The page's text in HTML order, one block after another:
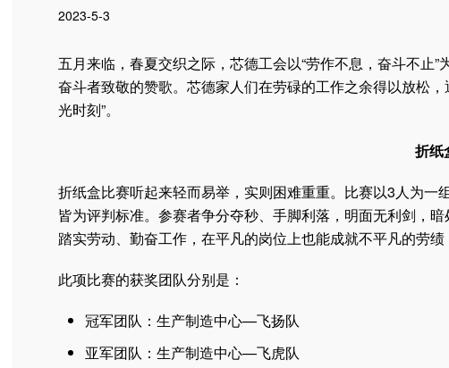
2023-5-3
五月来临，春夏交织之际，芯德工会以“劳作不息，奋斗不止
奋斗者致敬的赞歌。芯德家人们在劳碌的工作之余得以放松
光时刻”。
折纸
折纸盒比赛听起来轻而易举，实则困难重重。比赛以3人为
皆为评判标准。参赛者争分夺秒、手脚利落，明面无利剑，
踏实劳动、勤奋工作，在平凡的岗位上也能成就不平凡的劳绩
此项比赛的获奖团队分别是：
冠军团队：生产制造中心—飞扬队
亚军团队：生产制造中心—飞虎队